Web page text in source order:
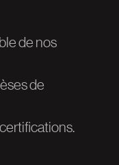
de nos
de